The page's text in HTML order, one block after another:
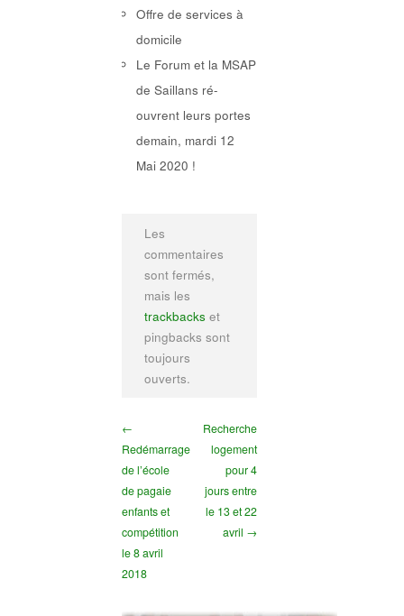
Offre de services à
domicile
Le Forum et la MSAP
de Saillans ré-
ouvrent leurs portes
demain, mardi 12
Mai 2020 !
Les
commentaires
sont fermés,
mais les
trackbacks et
pingbacks sont
toujours
ouverts.
←
Redémarrage
de l’école
de pagaie
enfants et
compétition
le 8 avril
2018
Recherche
logement
pour 4
jours entre
le 13 et 22
avril →